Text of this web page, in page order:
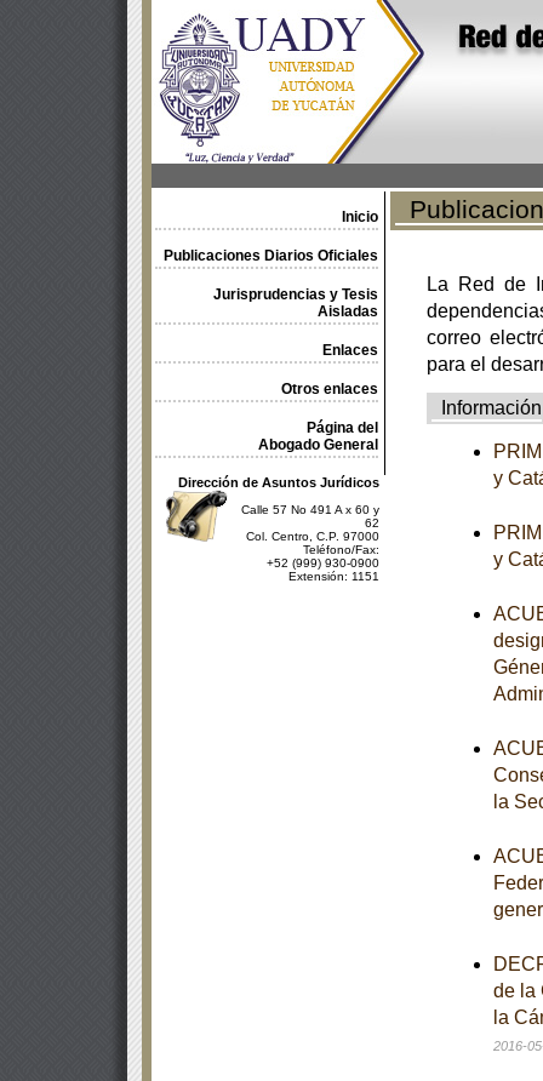
Inicio
Publicaciones Diarios Oficiales
Jurisprudencias y Tesis
Aisladas
Enlaces
Otros enlaces
Página del
Abogado General
Dirección de Asuntos Jurídicos
Calle 57 No 491 A x 60 y
62
Col. Centro, C.P. 97000
Teléfono/Fax:
+52 (999) 930-0900
Extensión: 1151
La Red de
correo
para el
Información
y
y
la
de la
la
2016-